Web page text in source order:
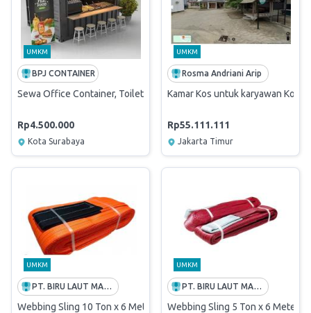
UMKM
BPJ CONTAINER
Sewa Office Container, Toilet Container, Dry Container dan Reefer
Rp4.500.000
Kota Surabaya
UMKM
Rosma Andriani Arip
Kamar Kos untuk karyawan Kos
Rp55.111.111
Jakarta Timur
UMKM
PT. BIRU LAUT MANDIRI
Webbing Sling 10 Ton x 6 Meter
UMKM
PT. BIRU LAUT MANDIRI
Webbing Sling 5 Ton x 6 Meter